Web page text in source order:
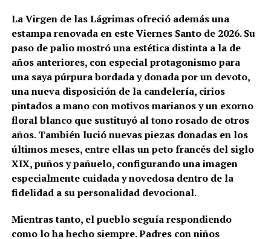
La Virgen de las Lágrimas ofreció además una
estampa renovada en este Viernes Santo de 2026. Su
paso de palio mostró una estética distinta a la de
años anteriores, con especial protagonismo para
una saya púrpura bordada y donada por un devoto,
una nueva disposición de la candelería, cirios
pintados a mano con motivos marianos y un exorno
floral blanco que sustituyó al tono rosado de otros
años. También lució nuevas piezas donadas en los
últimos meses, entre ellas un peto francés del siglo
XIX, puños y pañuelo, configurando una imagen
especialmente cuidada y novedosa dentro de la
fidelidad a su personalidad devocional.
Mientras tanto, el pueblo seguía respondiendo
como lo ha hecho siempre. Padres con niños